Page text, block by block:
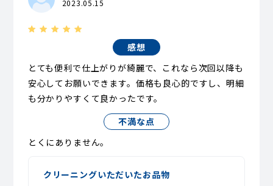
2023.05.15
感想
とても便利で仕上がりが綺麗で、これなら次回以降も
安心してお願いできます。価格も良心的ですし、明細
も分かりやすくて良かったです。
不満な点
とくにありません。
クリーニングいただいたお品物